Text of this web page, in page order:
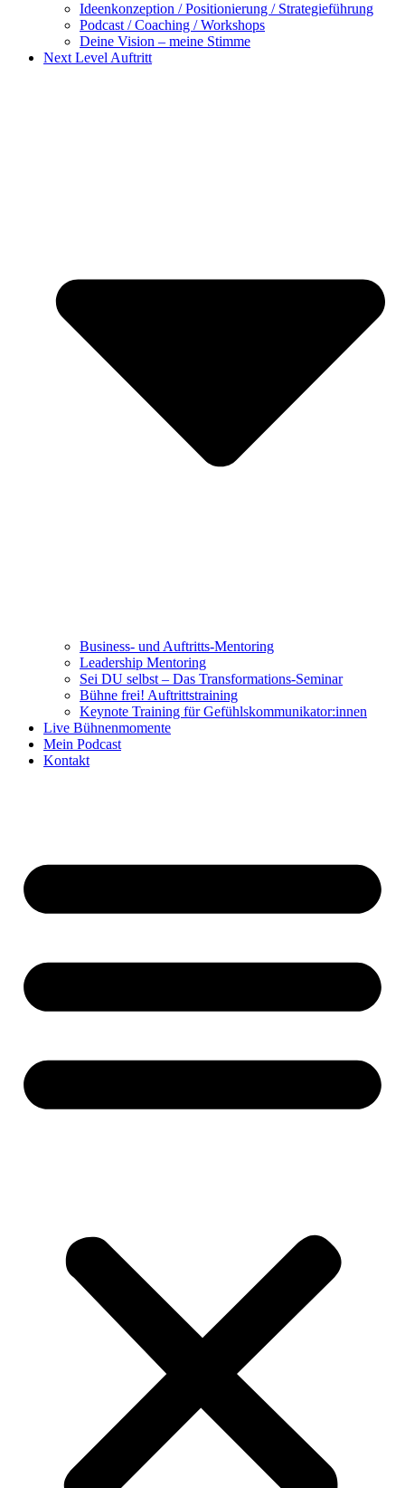
Ideenkonzeption / Positionierung / Strategieführung
Podcast / Coaching / Workshops
Deine Vision – meine Stimme
Next Level Auftritt
Business- und Auftritts-Mentoring
Leadership Mentoring
Sei DU selbst – Das Transformations-Seminar
Bühne frei! Auftrittstraining
Keynote Training für Gefühlskommunikator:innen
Live Bühnenmomente
Mein Podcast
Kontakt